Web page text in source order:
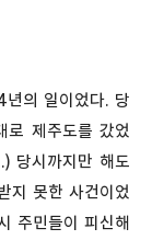
의 일이었다. 당
로 제주도를 갔었
당시까지만 해도
지 못한 사건이었
주민들이 피신해